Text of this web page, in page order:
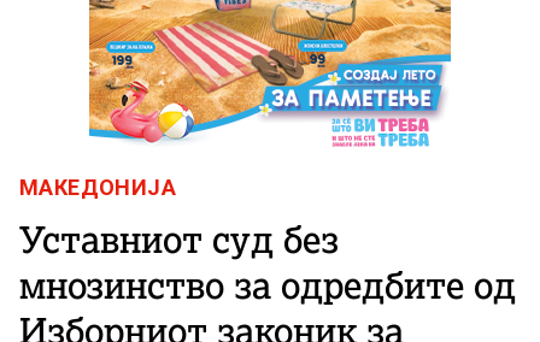
МАКЕДОНИЈА
Уставниот суд без
мнозинство за одредбите од
Изборниот законик за